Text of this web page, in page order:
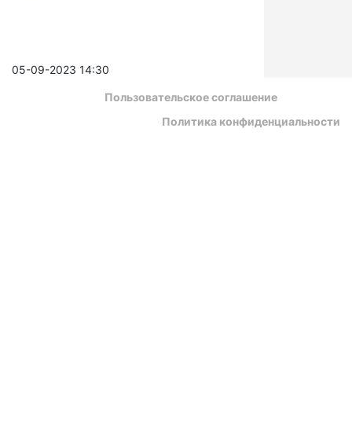
05-09-2023 14:30
Пользовательское соглашение
Политика конфиденциальности